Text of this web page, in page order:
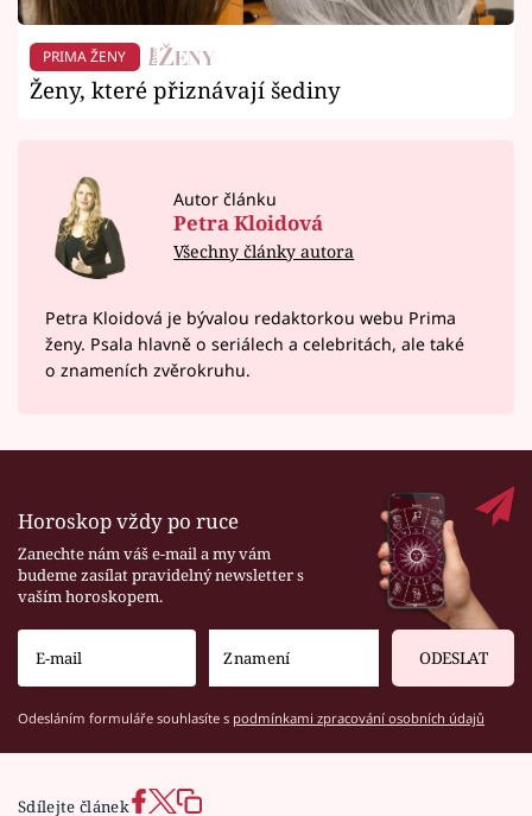
PRIMA ŽENY
Ženy, které přiznávají šediny
Autor článku
Petra Kloidová
Všechny články autora
Petra Kloidová je bývalou redaktorkou webu Prima
ženy. Psala hlavně o seriálech a celebritách, ale také
o znameních zvěrokruhu.
Horoskop vždy po ruce
Zanechte nám váš e-mail a my vám
budeme zasílat pravidelný newsletter s
vaším horoskopem.
ODESLAT
Odesláním formuláře souhlasíte s podmínkami zpracování osobních údajů
Sdílejte článek